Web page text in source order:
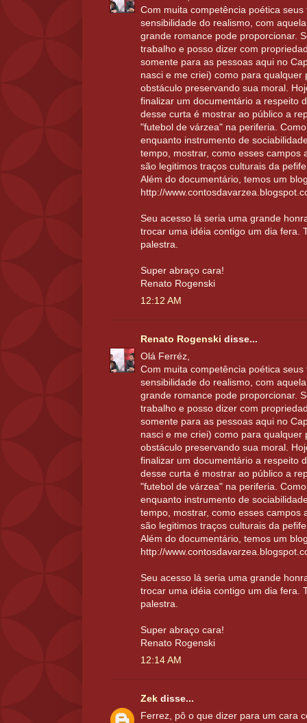
Com muita competência poética
sensibilidade do realismo, com
grande romance pode proporcionar.
trabalho e posso dizer com
somente para as pessoas aqui no
nasci e me criei) como para
obstáculo preservando sua moral.
finalizar um documentário a respeito
desse curta é mostrar ao público a
"futebol de várzea" na periferia.
enquanto instrumento de
tempo, mostrar, como esses campos
são legitimos traços culturais da
Além do documentário, temos um
http://
Seu acesso lá seria uma grande
trocar uma idéia contigo um dia fera.
palestra.
Super abraço cara!
Renato Rogenski
12:12 AM
Renato Rogenski disse...
Olá Ferréz,
Com muita competência poética
sensibilidade do realismo, com
grande romance pode proporcionar.
trabalho e posso dizer com
somente para as pessoas aqui no
nasci e me criei) como para
obstáculo preservando sua moral.
finalizar um documentário a respeito
desse curta é mostrar ao público a
"futebol de várzea" na periferia.
enquanto instrumento de
tempo, mostrar, como esses campos
são legitimos traços culturais da
Além do documentário, temos um
http://
Seu acesso lá seria uma grande
trocar uma idéia contigo um dia fera.
palestra.
Super abraço cara!
Renato Rogenski
12:14 AM
Zek disse...
Ferrez, pô o que dizer para um cara